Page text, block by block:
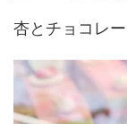
杏とチョコレ